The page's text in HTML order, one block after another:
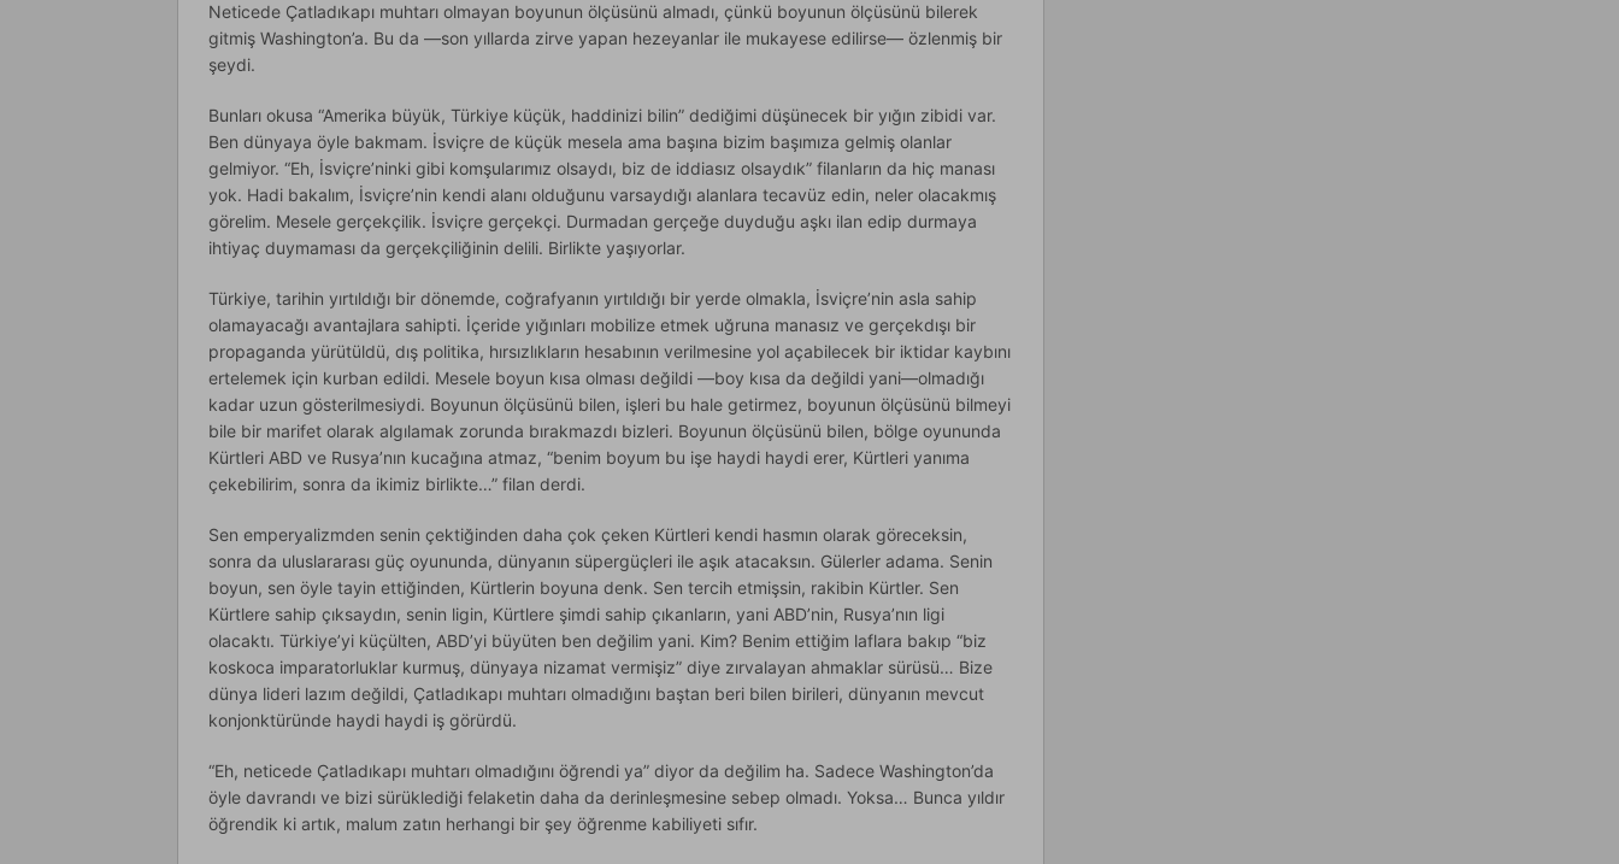
Neticede Çatladıkapı muhtarı olmayan boyunun ölçüsünü almadı, çünkü boyunun ölçüsünü bilerek
gitmiş Washington’a. Bu da —son yıllarda zirve yapan hezeyanlar ile mukayese edilirse— özlenmiş bir
şeydi.
Bunları okusa “Amerika büyük, Türkiye küçük, haddinizi bilin” dediğimi düşünecek bir yığın zibidi var.
Ben dünyaya öyle bakmam. İsviçre de küçük mesela ama başına bizim başımıza gelmiş olanlar
gelmiyor. “Eh, İsviçre’ninki gibi komşularımız olsaydı, biz de iddiasız olsaydık” filanların da hiç manası
yok. Hadi bakalım, İsviçre’nin kendi alanı olduğunu varsaydığı alanlara tecavüz edin, neler olacakmış
görelim. Mesele gerçekçilik. İsviçre gerçekçi. Durmadan gerçeğe duyduğu aşkı ilan edip durmaya
ihtiyaç duymaması da gerçekçiliğinin delili. Birlikte yaşıyorlar.
Türkiye, tarihin yırtıldığı bir dönemde, coğrafyanın yırtıldığı bir yerde olmakla, İsviçre’nin asla sahip
olamayacağı avantajlara sahipti. İçeride yığınları mobilize etmek uğruna manasız ve gerçekdışı bir
propaganda yürütüldü, dış politika, hırsızlıkların hesabının verilmesine yol açabilecek bir iktidar kaybını
ertelemek için kurban edildi. Mesele boyun kısa olması değildi —boy kısa da değildi yani—olmadığı
kadar uzun gösterilmesiydi. Boyunun ölçüsünü bilen, işleri bu hale getirmez, boyunun ölçüsünü bilmeyi
bile bir marifet olarak algılamak zorunda bırakmazdı bizleri. Boyunun ölçüsünü bilen, bölge oyununda
Kürtleri ABD ve Rusya’nın kucağına atmaz, “benim boyum bu işe haydi haydi erer, Kürtleri yanıma
çekebilirim, sonra da ikimiz birlikte…” filan derdi.
Sen emperyalizmden senin çektiğinden daha çok çeken Kürtleri kendi hasmın olarak göreceksin,
sonra da uluslararası güç oyununda, dünyanın süpergüçleri ile aşık atacaksın. Gülerler adama. Senin
boyun, sen öyle tayin ettiğinden, Kürtlerin boyuna denk. Sen tercih etmişsin, rakibin Kürtler. Sen
Kürtlere sahip çıksaydın, senin ligin, Kürtlere şimdi sahip çıkanların, yani ABD’nin, Rusya’nın ligi
olacaktı. Türkiye’yi küçülten, ABD’yi büyüten ben değilim yani. Kim? Benim ettiğim laflara bakıp “biz
koskoca imparatorluklar kurmuş, dünyaya nizamat vermişiz” diye zırvalayan ahmaklar sürüsü… Bize
dünya lideri lazım değildi, Çatladıkapı muhtarı olmadığını baştan beri bilen birileri, dünyanın mevcut
konjonktüründe haydi haydi iş görürdü.
“Eh, neticede Çatladıkapı muhtarı olmadığını öğrendi ya” diyor da değilim ha. Sadece Washington’da
öyle davrandı ve bizi sürüklediği felaketin daha da derinleşmesine sebep olmadı. Yoksa… Bunca yıldır
öğrendik ki artık, malum zatın herhangi bir şey öğrenme kabiliyeti sıfır.